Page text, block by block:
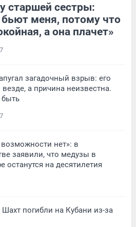
старшей сестры:
бьют меня, потому что
а она плачет»
загадочный взрыв: его
а причина неизвестна.
быть
нет»: в
заявили, что медузы в
останутся на десятилетия
погибли на Кубани из-за